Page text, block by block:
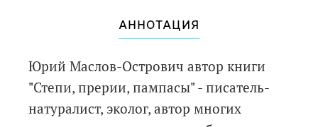
АННОТАЦИЯ
Юрий Маслов-Острович автор книги
"Степи, прерии, пампасы" - писатель-
натуралист, эколог, автор многих